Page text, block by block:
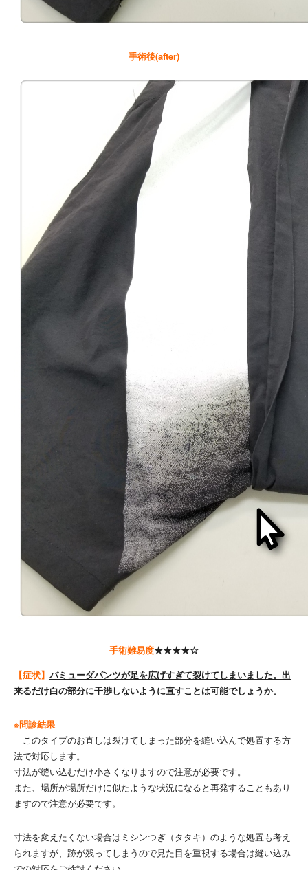
手術後(after)
手術難易度★★★★☆
【症状】 バミューダパンツが足を広げすぎて裂けてしまいました。出
来るだけ白の部分に干渉しないように直すことは可能でしょうか。
※問診結果
このタイプのお直しは裂けてしまった部分を縫い込んで処置する方
法で対応します。
寸法が縫い込むだけ小さくなりますので注意が必要です。
また、場所が場所だけに似たような状況になると再発することもあり
ますので注意が必要です。
寸法を変えたくない場合はミシンつぎ（タタキ）のような処置も考え
られますが、跡が残ってしまうので見た目を重視する場合は縫い込み